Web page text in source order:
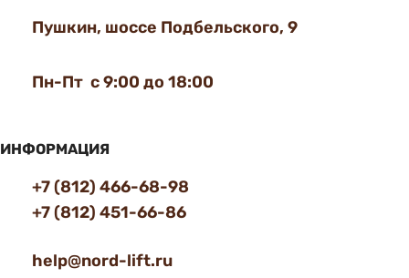
Пушкин, шоссе Подбельского, 9
Пн-Пт с 9:00 до 18:00
ИНФОРМАЦИЯ
+7 (812) 466-68-98
+7 (812) 451-66-86
help@nord-lift.ru